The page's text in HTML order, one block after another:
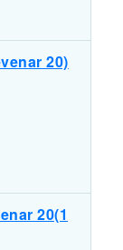
20)
20(1